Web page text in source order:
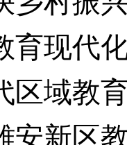
现代化
区域教
安新区